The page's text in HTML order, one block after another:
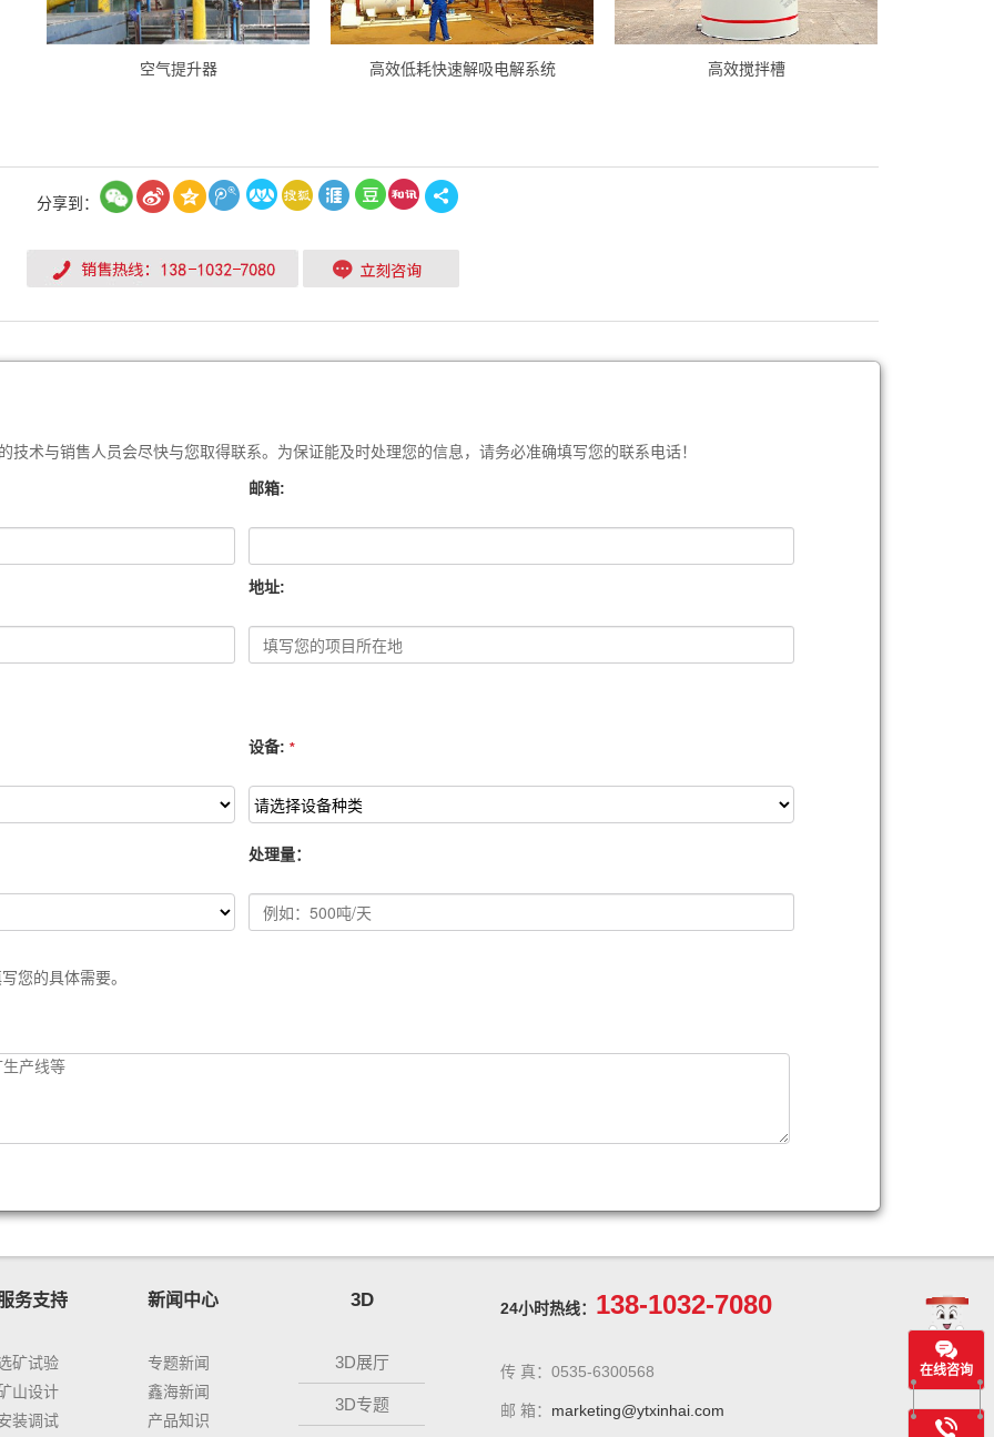
空气提升器 高效低耗快速解吸电解系统 高效搅拌槽
分享到：
技术与销售人员会尽快与您取得联系。为保证能及时处理您的信息，请务必准确填写您的联系电话！
邮箱:
地址:
设备: *
处理量：
您的具体需要。
务支持
矿试验
山设计
装调试
新闻中心
专题新闻
鑫海新闻
产品知识
3D
3D展厅
3D专题
24小时热线： 138-1032-7080
传 真：0535-6300568
邮 箱： marketing@ytxinhai.com
在线咨询